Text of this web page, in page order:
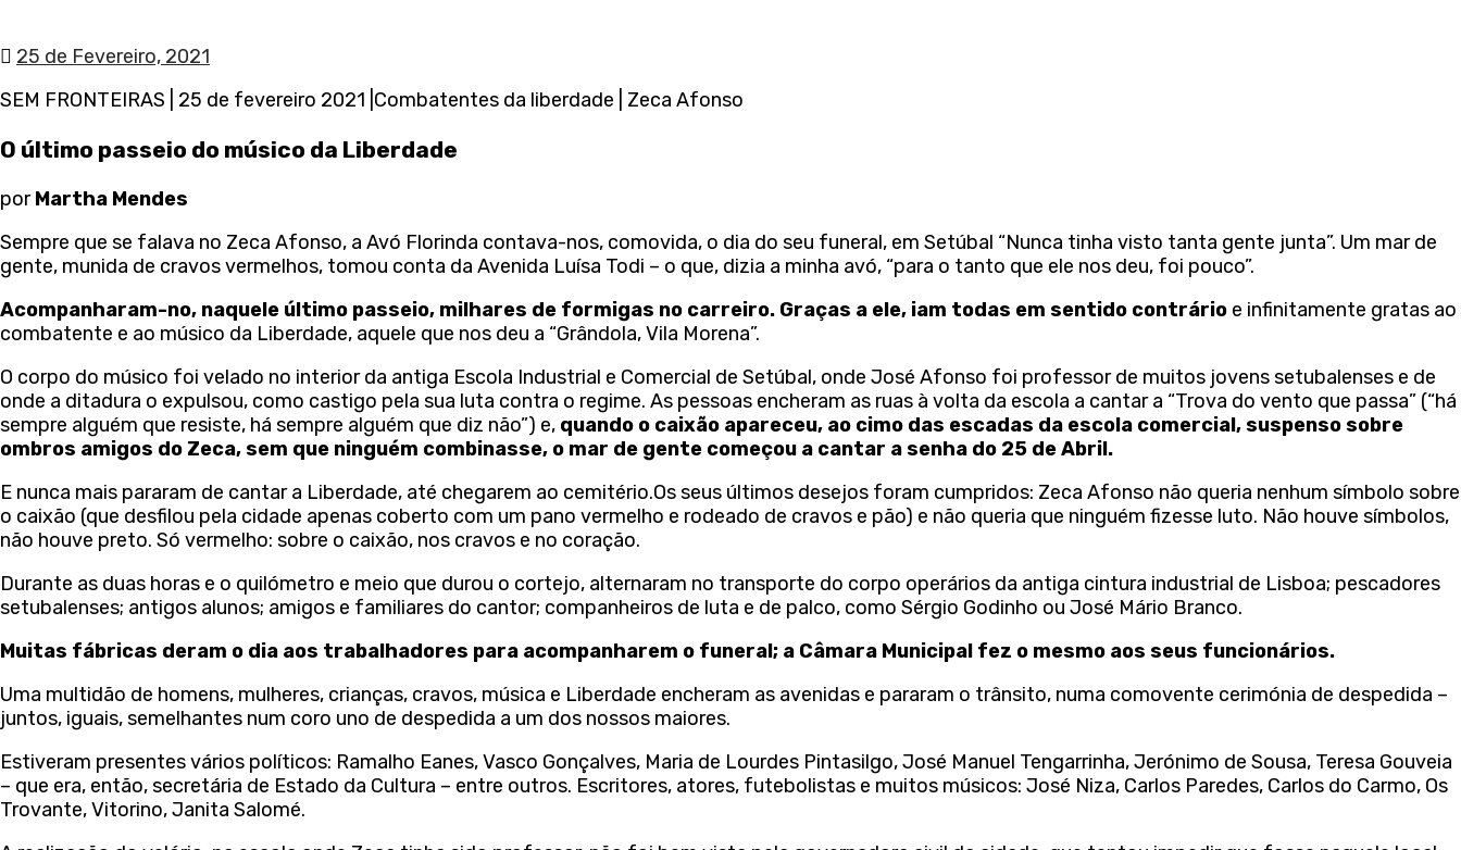
25 de Fevereiro, 2021
SEM FRONTEIRAS | 25 de fevereiro 2021 |Combatentes da liberdade | Zeca Afonso
O último passeio do músico da Liberdade
porMartha Mendes
Sempre que se falava no Zeca Afonso, a Avó Florinda contava-nos, comovida, o dia do seu funeral, em Setúbal “Nunca tinha visto tanta gente junta”. Um mar de
gente, munida de cravos vermelhos, tomou conta da Avenida Luísa Todi – o que, dizia a minha avó, “para o tanto que ele nos deu, foi pouco”.
Acompanharam-no, naquele último passeio, milhares de formigas no carreiro. Graças a ele, iam todas em sentido contrário e infinitamente gratas ao
combatente e ao músico da Liberdade, aquele que nos deu a “Grândola, Vila Morena”.
O corpo do músico foi velado no interior da antiga Escola Industrial e Comercial de Setúbal, onde José Afonso foi professor de muitos jovens setubalenses e de
onde a ditadura o expulsou, como castigo pela sua luta contra o regime. As pessoas encheram as ruas à volta da escola a cantar a “Trova do vento que passa” (“há
sempre alguém que resiste, há sempre alguém que diz não”) e, quando o caixão apareceu, ao cimo das escadas da escola comercial, suspenso sobre
ombros amigos do Zeca, sem que ninguém combinasse, o mar de gente começou a cantar a senha do 25 de Abril.
E nunca mais pararam de cantar a Liberdade, até chegarem ao cemitério.Os seus últimos desejos foram cumpridos: Zeca Afonso não queria nenhum símbolo sobre
o caixão (que desfilou pela cidade apenas coberto com um pano vermelho e rodeado de cravos e pão) e não queria que ninguém fizesse luto. Não houve símbolos,
não houve preto. Só vermelho: sobre o caixão, nos cravos e no coração.
Durante as duas horas e o quilómetro e meio que durou o cortejo, alternaram no transporte do corpo operários da antiga cintura industrial de Lisboa; pescadores
setubalenses; antigos alunos; amigos e familiares do cantor; companheiros de luta e de palco, como Sérgio Godinho ou José Mário Branco.
Muitas fábricas deram o dia aos trabalhadores para acompanharem o funeral; a Câmara Municipal fez o mesmo aos seus funcionários.
Uma multidão de homens, mulheres, crianças, cravos, música e Liberdade encheram as avenidas e pararam o trânsito, numa comovente cerimónia de despedida –
juntos, iguais, semelhantes num coro uno de despedida a um dos nossos maiores.
Estiveram presentes vários políticos: Ramalho Eanes, Vasco Gonçalves, Maria de Lourdes Pintasilgo, José Manuel Tengarrinha, Jerónimo de Sousa, Teresa Gouveia
– que era, então, secretária de Estado da Cultura – entre outros. Escritores, atores, futebolistas e muitos músicos: José Niza, Carlos Paredes, Carlos do Carmo, Os
Trovante, Vitorino, Janita Salomé.